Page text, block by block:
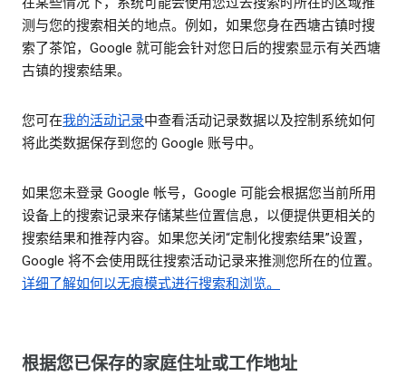
测与您的搜索相关的地点。例如，如果您身在西塘古镇时搜
索了茶馆，Google 就可能会针对您日后的搜索显示有关西塘
古镇的搜索结果。
您可在我的活动记录中查看活动记录数据以及控制系统如何
将此类数据保存到您的 Google 账号中。
如果您未登录 Google 帐号，Google 可能会根据您当前所用
设备上的搜索记录来存储某些位置信息，以便提供更相关的
搜索结果和推荐内容。如果您关闭“定制化搜索结果”设置，
Google 将不会使用既往搜索活动记录来推测您所在的位置。
详细了解如何以无痕模式进行搜索和浏览。
根据您已保存的家庭住址或工作地址